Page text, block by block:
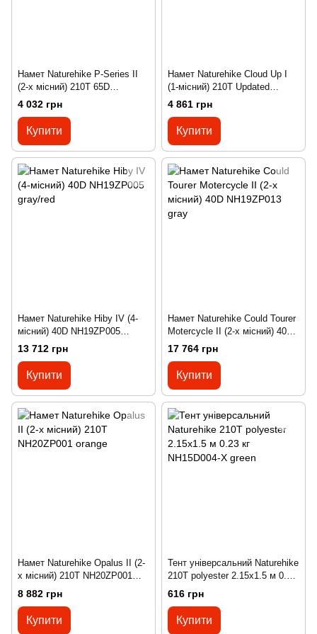
Намет Naturehike P-Series II
(2-х місний) 210T 65D
polyester Graphic NH18Z022-P
forest green
4 032 грн
Купити
Намет Naturehike Сloud Up I
(1-місний) 210Т Updated
NH18T010-T green
4 861 грн
Купити
Намет Naturehike Hiby IV (4-
місний) 40D NH19ZP005
gray/red
13 712 грн
Купити
Намет Naturehike Could Tourer
Motercycle II (2-х місний) 40D
NH19ZP013 gray
17 764 грн
Купити
Намет Naturehike Opalus II (2-
х місний) 210T NH20ZP001
orange
8 882 грн
Купити
Тент універсальний Naturehike
210T polyester 2.15х1.5 м 0.23
кг NH15D004-X green
616 грн
Купити